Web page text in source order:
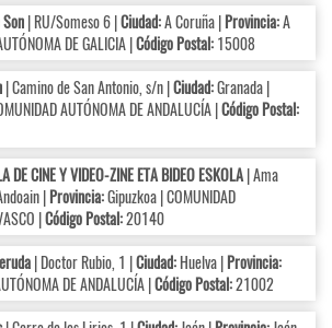
| RU/Someso 6 |Ciudad:A Coruña |Provincia:A
DE GALICIA |Código Postal:15008
| Camino de San Antonio, s/n |Ciudad:Granada |
AUTÓNOMA DE ANDALUCÍA |Código Postal:
DE CINE Y VIDEO-ZINE ETA BIDEO ESKOLA| Ama
|Provincia:Gipuzkoa | COMUNIDAD
|Código Postal:20140
| Doctor Rubio, 1 |Ciudad:Huelva |Provincia:
DE ANDALUCÍA |Código Postal:21002